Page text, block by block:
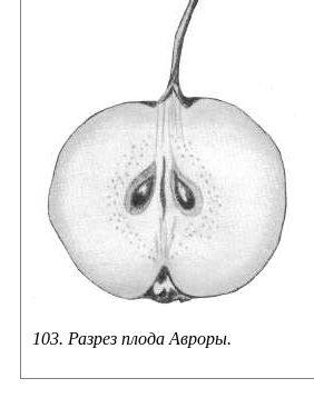
103. Разрез плода Авроры.